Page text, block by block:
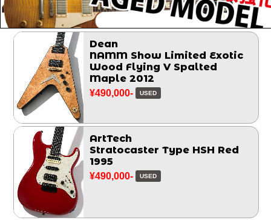
Dean
NAMM Show Limited Exotic
Wood Flying V Spalted
Maple 2012
¥490,000- USED
ArtTech
Stratocaster Type HSH Red
1995
¥490,000- USED